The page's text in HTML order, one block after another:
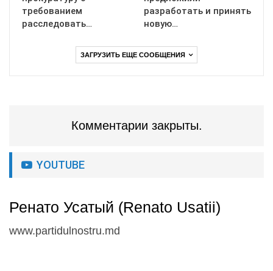
требованием
расследовать…
разработать и принять
новую…
ЗАГРУЗИТЬ ЕЩЕ СООБЩЕНИЯ
Комментарии закрыты.
YOUTUBE
Ренато Усатый (Renato Usatii)
www.partidulnostru.md